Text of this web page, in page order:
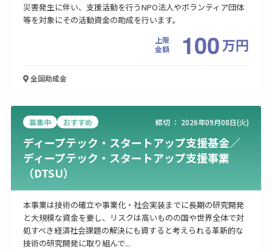
災害発生に伴い、支援活動を行うNPO法人やボランティア団体
等を対象にその活動資金の助成を行います。
上限
金額
100万円
全国助成金
募集中 おすすめ 締切 ： 2026年09月08日(火)
ディープテック・スタートアップ支援基金／
ディープテック・スタートアップ支援事業
（DTSU）
本事業は技術の確立や事業化・社会実装までに長期の研究開発
と大規模な資金を要し、リスクは高いものの国や世界全体で対
処すべき経済社会課題の解決にも資すると考えられる革新的な
技術の研究開発に取り組んで...